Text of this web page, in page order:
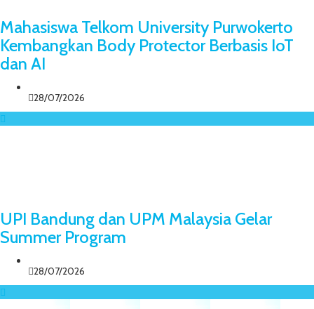
Mahasiswa Telkom University Purwokerto
Kembangkan Body Protector Berbasis IoT
dan AI
28/07/2026
UPI Bandung dan UPM Malaysia Gelar
Summer Program
28/07/2026